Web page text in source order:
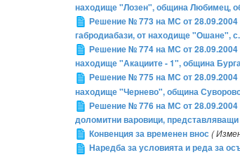
находище "Лозен", община Любимец,
Решение № 773 на МС от 28.09.2004
габродиабази, от находище "Ошане",
Решение № 774 на МС от 28.09.2004
находище "Акациите - 1", община
Решение № 775 на МС от 28.09.2004
находище "Чернево", община
Решение № 776 на МС от 28.09.2004
доломитни варовици,
Конвенция за временен внос(
Наредба за условията и реда за